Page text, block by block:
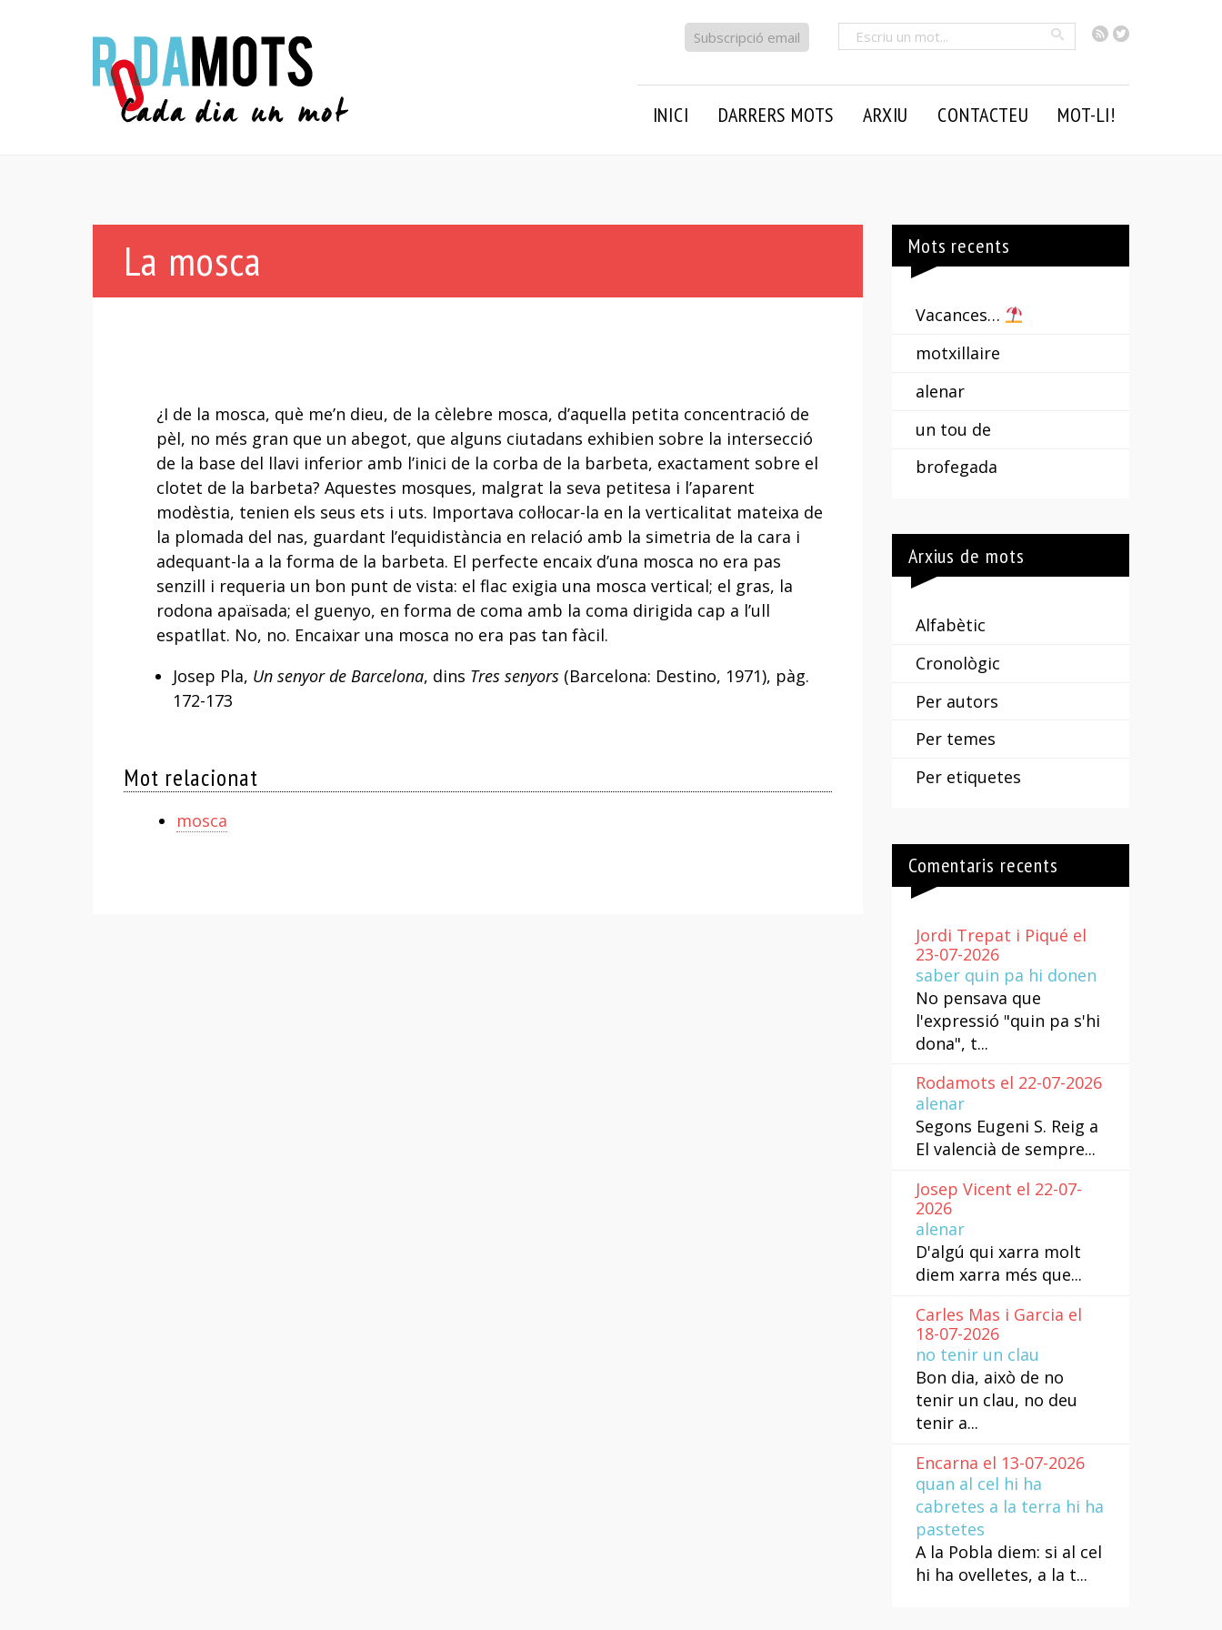
RSSTwitter
Cercar
Subscripció email
INICI DARRERS MOTS ARXIU CONTACTEU MOT-LI!
La mosca
¿I de la mosca, què me’n dieu, de la cèlebre mosca, d’aquella petita concentració de
pèl, no més gran que un abegot, que alguns ciutadans exhibien sobre la intersecció
de la base del llavi inferior amb l’inici de la corba de la barbeta, exactament sobre el
clotet de la barbeta? Aquestes mosques, malgrat la seva petitesa i l’aparent
modèstia, tenien els seus ets i uts. Importava col·locar-la en la verticalitat mateixa de
la plomada del nas, guardant l’equidistància en relació amb la simetria de la cara i
adequant-la a la forma de la barbeta. El perfecte encaix d’una mosca no era pas
senzill i requeria un bon punt de vista: el flac exigia una mosca vertical; el gras, la
rodona apaïsada; el guenyo, en forma de coma amb la coma dirigida cap a l’ull
espatllat. No, no. Encaixar una mosca no era pas tan fàcil.
Josep Pla, Un senyor de Barcelona, dins Tres senyors(Barcelona: Destino, 1971), pàg.
172-173
Mot relacionat
mosca
Mots recents
Vacances…
motxillaire
alenar
un tou de
brofegada
Arxius de mots
Alfabètic
Cronològic
Per autors
Per temes
Per etiquetes
Comentaris recents
Jordi Trepat i Piqué el
23-07-2026
saber quin pa hi donen
No pensava que
l'expressió "quin pa s'hi
dona", t...
Rodamots el 22-07-2026
alenar
Segons Eugeni S. Reig a
El valencià de sempre...
Josep Vicent el 22-07-
2026
alenar
D'algú qui xarra molt
diem xarra més que...
Carles Mas i Garcia el
18-07-2026
no tenir un clau
Bon dia, això de no
tenir un clau, no deu
tenir a...
Encarna el 13-07-2026
quan al cel hi ha
cabretes a la terra hi ha
pastetes
A la Pobla diem: si al cel
hi ha ovelletes, a la t...